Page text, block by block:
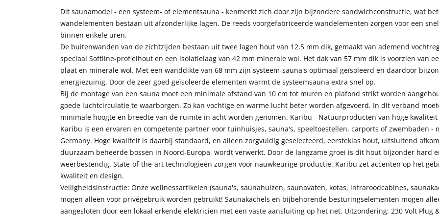
Dit saunamodel - een systeem- of elementsauna - kenmerkt zich door zijn bijzondere sandwichconstructie, wat
wandelementen bestaan uit afzonderlijke lagen. De reeds voorgefabriceerde wandelementen zorgen voor een
binnen enkele uren.
De buitenwanden van de zichtzijden bestaan uit twee lagen hout van 12,5 mm dik, gemaakt van ademend
speciaal Softline-profielhout en een isolatielaag van 42 mm minerale wol. Het dak van 57 mm dik is voorzien van
plaat en minerale wol. Met een wanddikte van 68 mm zijn systeem-sauna's optimaal geïsoleerd en daardoor
energiezuinig. Door de zeer goed geïsoleerde elementen warmt de systeemsauna extra snel op.
Bij de montage van een sauna moet een minimale afstand van 10 cm tot muren en plafond strikt worden
goede luchtcirculatie te waarborgen. Zo kan vochtige en warme lucht beter worden afgevoerd. In dit verband
minimale hoogte en breedte van de ruimte in acht worden genomen. Karibu - Natuurproducten van hoge kwaliteit
Karibu is een ervaren en competente partner voor tuinhuisjes, sauna's, speeltoestellen, carports of zwembaden -
Germany. Hoge kwaliteit is daarbij standaard, en alleen zorgvuldig geselecteerd, eersteklas hout, uitsluitend
duurzaam beheerde bossen in Noord-Europa, wordt verwerkt. Door de langzame groei is dit hout bijzonder hard
weerbestendig. State-of-the-art technologieën zorgen voor nauwkeurige productie. Karibu zet accenten op het
kwaliteit en design.
Veiligheidsinstructie: Onze wellnessartikelen (sauna's, saunahuizen, saunavaten, kotas, infraroodcabines,
mogen alleen voor privégebruik worden gebruikt! Saunakachels en bijbehorende besturingselementen mogen
aangesloten door een lokaal erkende elektricien met een vaste aansluiting op het net. Uitzondering: 230 Volt Plug